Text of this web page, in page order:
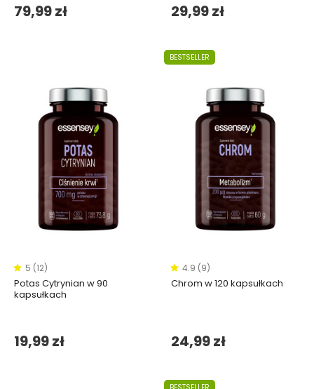
79,99 zł 29,99 zł
5 (12)
Potas Cytrynian w 90
kapsułkach
19,99 zł
BESTSELLER
4.9 (9)
Chrom w 120 kapsułkach
24,99 zł